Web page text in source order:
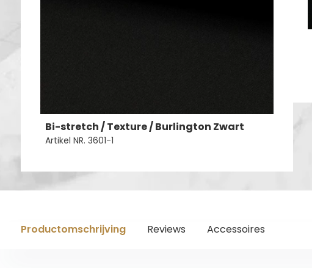
Bi-stretch / Texture / Burlington Zwart
Artikel NR. 3601-1
Productomschrijving Reviews Accessoires